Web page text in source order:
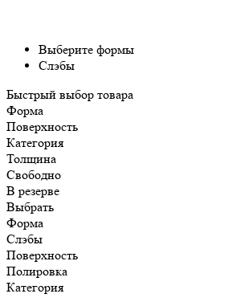
Выберите формы
Слэбы
Быстрый выбор товара
Форма
Поверхность
Категория
Толщина
Свободно
В резерве
Выбрать
Форма
Слэбы
Поверхность
Полировка
Категория